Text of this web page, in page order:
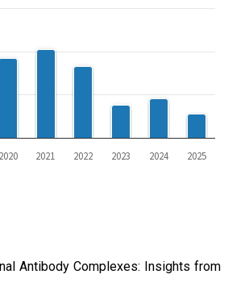
2020 2021 2022 2023 2024 2025
Antibody Complexes: Insights from